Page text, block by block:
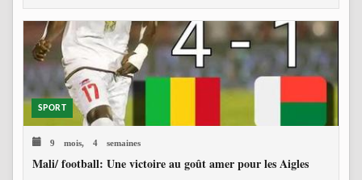
SPORT
9 mois, 4 semaines
Mali/ football: Une victoire au goût amer pour les Aigles